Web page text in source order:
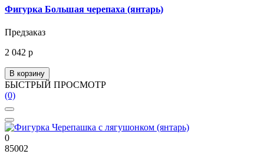
Фигурка Большая черепаха (янтарь)
Предзаказ
2 042 р
В корзину
БЫСТРЫЙ ПРОСМОТР
(0)
0
85002